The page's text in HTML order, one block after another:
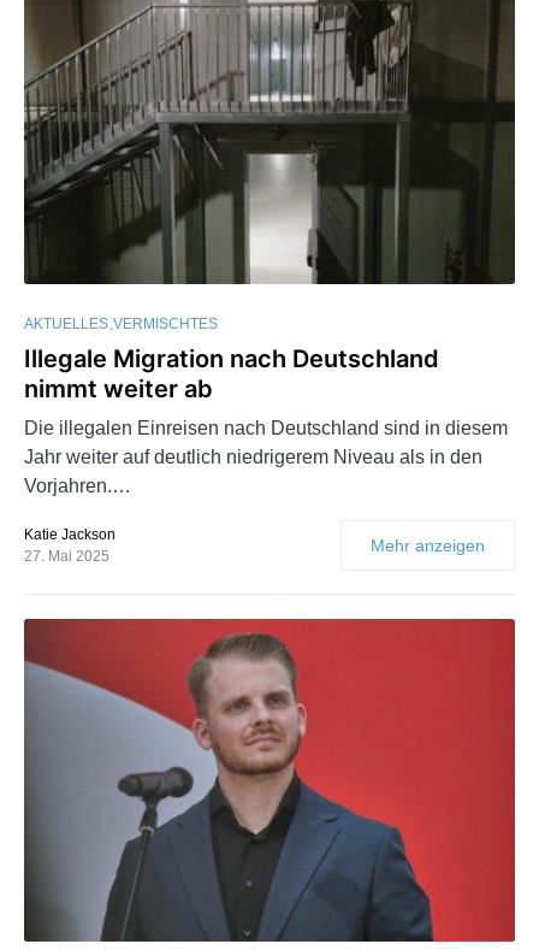
AKTUELLES VERMISCHTES
Illegale Migration nach Deutschland
nimmt weiter ab
Die illegalen Einreisen nach Deutschland sind in diesem
Jahr weiter auf deutlich niedrigerem Niveau als in den
Vorjahren.…
Katie Jackson
27. Mai 2025
Mehr anzeigen